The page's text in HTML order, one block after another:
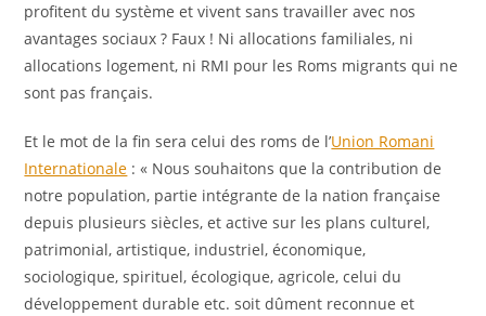
profitent du système et vivent sans travailler avec nos
avantages sociaux ? Faux ! Ni allocations familiales, ni
allocations logement, ni RMI pour les Roms migrants qui ne
sont pas français.
Et le mot de la fin sera celui des roms de l’Union Romani
Internationale : « Nous souhaitons que la contribution de
notre population, partie intégrante de la nation française
depuis plusieurs siècles, et active sur les plans culturel,
patrimonial, artistique, industriel, économique,
sociologique, spirituel, écologique, agricole, celui du
développement durable etc. soit dûment reconnue et